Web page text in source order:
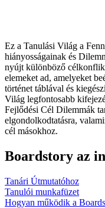
Ez a Tanulási Világ a
hiányosságainak és
nyújt különböző
elemeket ad, amelyeket
történet táblával és
Világ legfontosabb
Fejlődési Cél Dilemmák
elgondolkodtatásra,
cél másokhoz.
Boardstory az
Tanári Útmutatóhoz
Tanulói munkafüzet
Hogyan működik a